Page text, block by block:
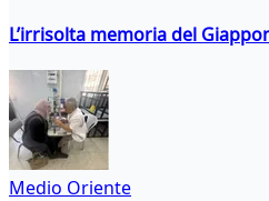
L’irrisolta memoria del
Medio Oriente